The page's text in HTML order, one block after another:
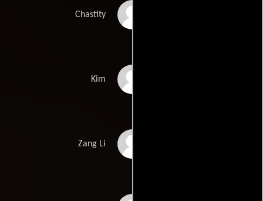
Chastity
Kim
Zang Li